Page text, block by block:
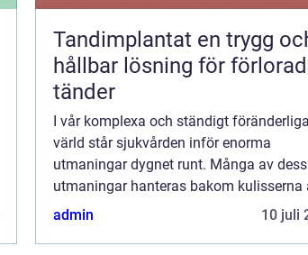
Tandimplantat en trygg och
hållbar lösning för
tänder
I vår komplexa och ständigt föränderliga
värld står sjukvården inför enorma
utmaningar dygnet runt. Många av
utmaningar hanteras bakom kulisserna
personer som jobbar på obekväma arb...
admin 10 juli